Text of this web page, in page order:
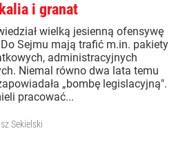
i granat
wielką jesienną ofensywę
Sejmu mają trafić m.in. pakiety
administracyjnych
Niemal równo dwa lata temu
„bombę legislacyjną".
pracować...
Sekielski